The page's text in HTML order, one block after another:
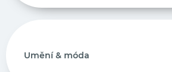
Umění & móda